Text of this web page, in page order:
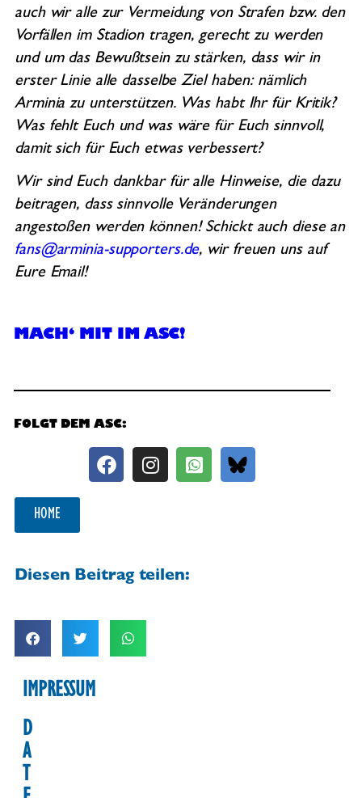
auch wir alle zur Vermeidung von Strafen bzw. den
Vorfällen im Stadion tragen, gerecht zu werden
und um das Bewußtsein zu stärken, dass wir in
erster Linie alle dasselbe Ziel haben: nämlich
Arminia zu unterstützen. Was habt Ihr für Kritik?
Was fehlt Euch und was wäre für Euch sinnvoll,
damit sich für Euch etwas verbessert?
Wir sind Euch dankbar für alle Hinweise, die dazu
beitragen, dass sinnvolle Veränderungen
angestoßen werden können! Schickt auch diese an
fans@arminia-supporters.de, wir freuen uns auf
Eure Email!
MACH‘ MIT IM ASC!
FOLGT DEM ASC:
HOME
Diesen Beitrag teilen:
IMPRESSUM
D
A
T